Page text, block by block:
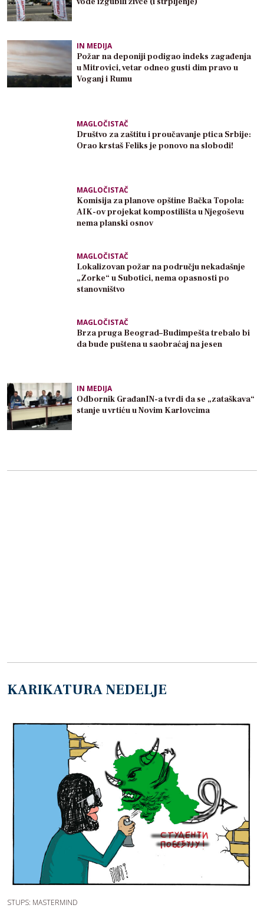
IN MEDIJA
Požar na deponiji podigao indeks zagađenja
u Mitrovici, vetar odneo gusti dim pravo u
Voganj i Rumu
MAGLOČISTAČ
Društvo za zaštitu i proučavanje ptica Srbije:
Orao krstaš Feliks je ponovo na slobodi!
MAGLOČISTAČ
Komisija za planove opštine Bačka Topola:
AIK-ov projekat kompostilišta u Njegoševu
nema planski osnov
MAGLOČISTAČ
Lokalizovan požar na području nekadašnje
„Zorke“ u Subotici, nema opasnosti po
stanovništvo
MAGLOČISTAČ
Brza pruga Beograd–Budimpešta trebalo bi
da bude puštena u saobraćaj na jesen
IN MEDIJA
Odbornik GrađanIN-a tvrdi da se „zataškava“
stanje u vrtiću u Novim Karlovcima
KARIKATURA NEDELJE
STUPS: MASTERMIND